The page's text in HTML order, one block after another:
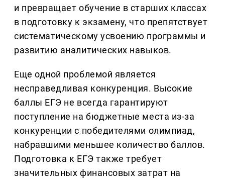
и превращает обучение в старших классах
в подготовку к экзамену, что препятствует
систематическому усвоению программы и
развитию аналитических навыков.
Еще одной проблемой является
несправедливая конкуренция. Высокие
баллы ЕГЭ не всегда гарантируют
поступление на бюджетные места из-за
конкуренции с победителями олимпиад,
набравшими меньшее количество баллов.
Подготовка к ЕГЭ также требует
значительных финансовых затрат на